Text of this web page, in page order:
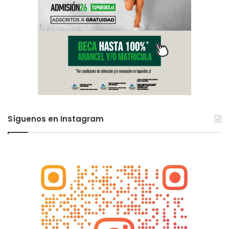
Síguenos en Instagram